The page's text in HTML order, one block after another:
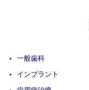
一般歯科
インプラント